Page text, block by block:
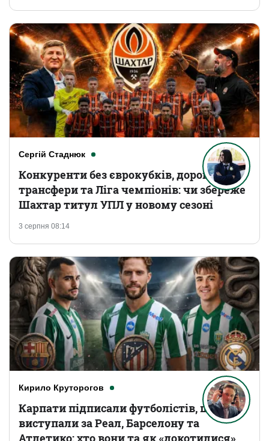
Сергій Стаднюк
3 серпня 08:14
Конкуренти без єврокубків, дорогі
трансфери та Ліга чемпіонів: чи збереже
Шахтар титул УПЛ у новому сезоні
Кирило Круторогов
Карпати підписали футболістів, що
виступали за Реал, Барселону та
Атлетико: хто вони та як «докотилися»